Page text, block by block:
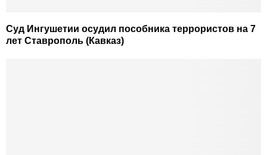
Суд Ингушетии осудил пособника террористов на 7
лет Ставрополь (Кавказ)